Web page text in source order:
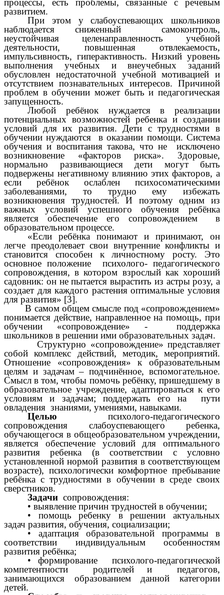
процессы, есть проблемы, связанные с речевым
развитием.
При этом у слабоуспевающих школьников
наблюдается сниженный самоконтроль,
неустойчивая целенаправленность учебной
деятельности, повышенная отвлекаемость,
импульсивность, гиперактивность. Низкий уровень
выполнения учебных и внеучебных заданий
обусловлен недостаточной учебной мотивацией и
отсутствием познавательных интересов. Причиной
проблем в обучении может быть и педагогическая
запущенность.
Любой ребёнок нуждается в реализации
потенциальных возможностей ребенка и создании
условий для их развития. Дети с трудностями в
обучении нуждаются в оказании помощи. Система
обучения и воспитания такова, что не исключено
возникновение «факторов риска». Здоровые,
нормально развивающиеся дети могут быть
подвержены негативному влиянию этих факторов, а
если ребёнок ослаблен психосоматическими
заболеваниями, то трудно ему избежать
возникновения трудностей. И поэтому одним из
важных условий успешного обучения ребёнка
является обеспечение его сопровождением в
образовательном процессе.
«Если ребёнка понимают и принимают, он
легче преодолевает свои внутренние конфликты и
становится способен к личностному росту. Это
основное положение психолого- педагогического
сопровождения, в котором взрослый как хороший
садовник: он не пытается вырастить из астры розу, а
создает для каждого растения оптимальные условия
для развития» [3].
В самом общем смысле под «сопровождением»
понимается действие, направленное на помощь, при
обучении «сопровождение» - поддержка
школьников в решении ими образовательных задач.
Структурно «сопровождение» представляет
собой комплекс действий, методик, мероприятий.
Отношение «сопровождения» к образовательным
целям и задачам – подчинённое, вспомогательное.
Смысл в том, чтобы помочь ребёнку, пришедшему в
образовательное учреждение, адаптироваться к его
условиям и задачам; поддержать его на пути
овладения знаниями, умениями, навыками.
Целью психолого-педагогического
сопровождения слабоуспевающего ребенка,
обучающегося в общеобразовательном учреждении,
является обеспечение условий для оптимального
развития ребенка (в соответствии с условно
установленной нормой развития в соответствующем
возрасте), психологически комфортное пребывание
ребёнка с трудностями в обучении в среде своих
сверстников.
Задачи сопровождения:
• выявление причин трудностей в обучении;
• помощь ребенку в решении актуальных
задач развития, обучения, социализации;
• адаптация образовательной программы в
соответствии индивидуальным особенностям
развития ребёнка;
• формирование психолого-педагогической
компетентности родителей и педагогов,
занимающихся образованием данной категории
детей.